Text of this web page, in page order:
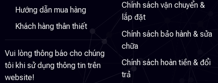
Hướng dẫn mua hàng
Khách hàng thân thiết
Vui lòng thông báo cho chúng
tôi khi sử dụng thông tin trên
website!
Chính sách vận chuyển &
lắp đặt
Chính sách bảo hành & sửa
chữa
Chính sách hoàn tiền & đổi
trả